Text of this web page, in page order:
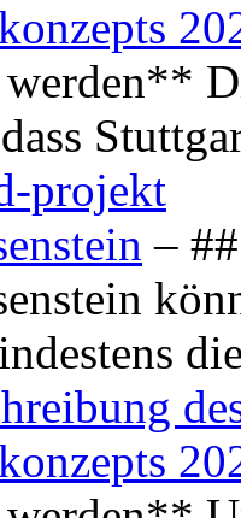
werden**
projekt
–